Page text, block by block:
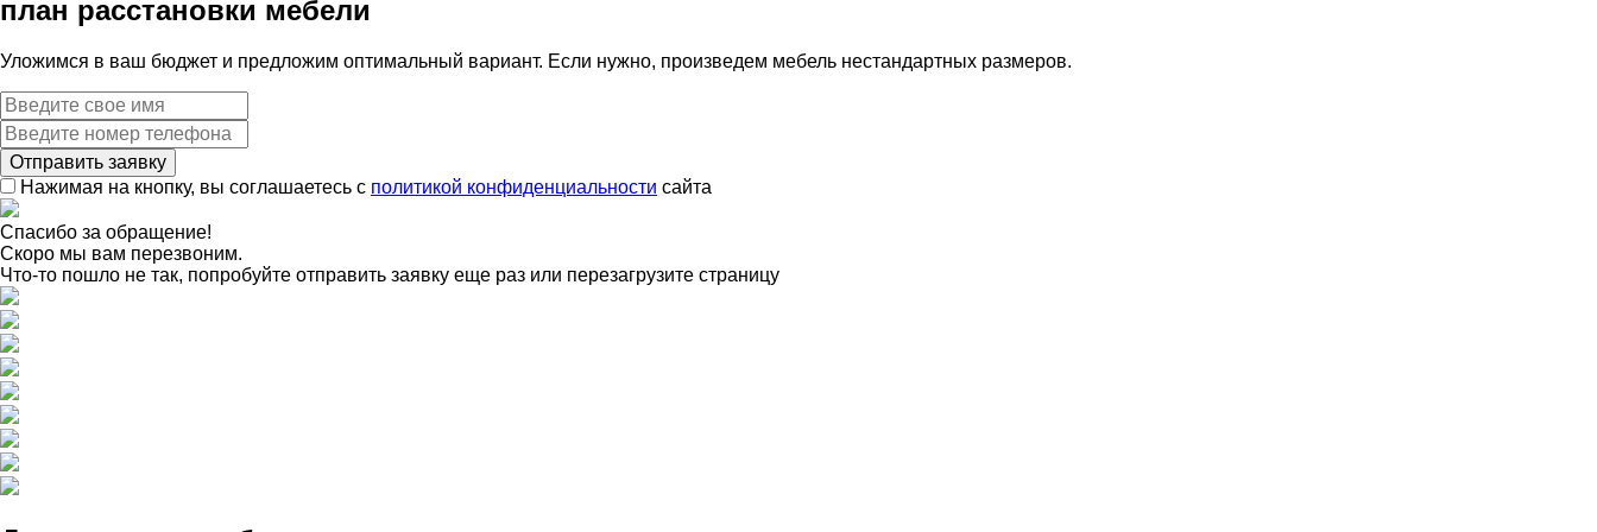
план расстановки мебели
Уложимся в ваш бюджет и предложим оптимальный вариант. Если нужно, произведем мебель нестандартных размеров.
Нажимая на кнопку, вы соглашаетесь с политикой конфиденциальности сайта
Спасибо за обращение!
Скоро мы вам перезвоним.
Что-то пошло не так, попробуйте отправить заявку еще раз или перезагрузите страницу